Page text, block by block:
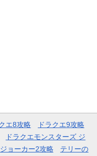
エ8攻略
ドラクエ9攻略
ドラクエモンスターズ ジ
ョーカー2攻略
テリーの